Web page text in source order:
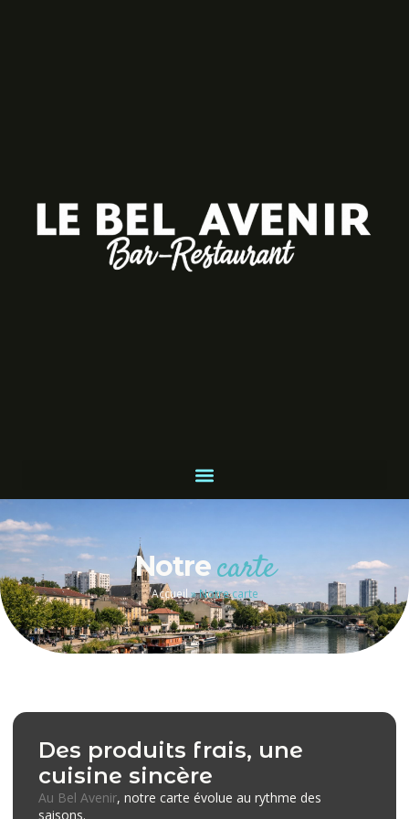
Notrecarte
Accueil »Notre carte
Des produits frais, une
cuisine sincère
Au Bel Avenir, notre carte évolue au rythme des
saisons.